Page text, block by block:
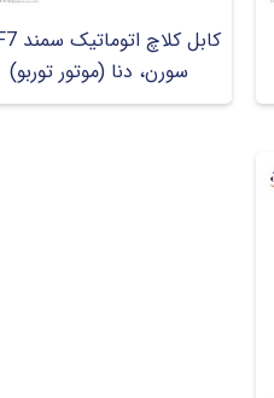
سورن، دنا (موتور توربو)